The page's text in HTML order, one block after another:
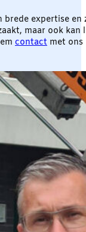
brede expertise
maar ook
contact met ons